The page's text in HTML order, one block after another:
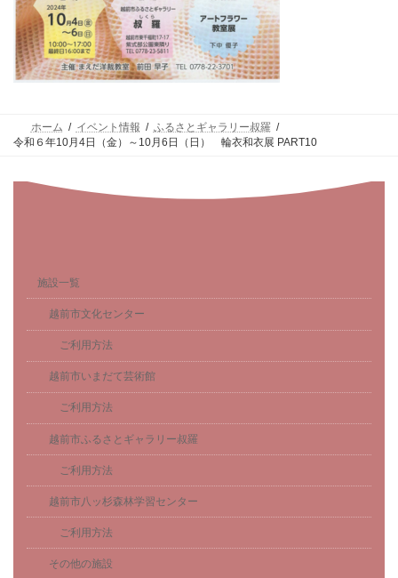
ホーム イベント情報
ふるさとギャラリー叔羅
令和６年10月4日（金）～10月6日（日） 輪衣和衣展 PART10
施設一覧
越前市文化センター
ご利用方法
越前市いまだて芸術館
ご利用方法
越前市ふるさとギャラリー叔羅
ご利用方法
越前市八ッ杉森林学習センター
ご利用方法
その他の施設